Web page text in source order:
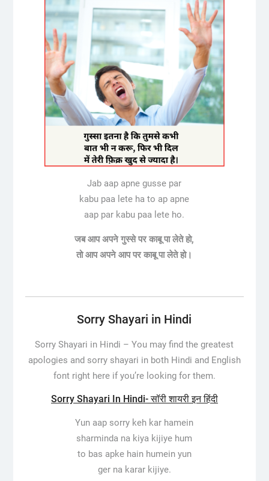
Jab aap apne gusse par
kabu paa lete ha to ap apne
aap par kabu paa lete ho.
जब आप अपने गुस्से पर काबू पा लेते हो,
तो आप अपने आप पर काबू पा लेते हो।
Sorry Shayari in Hindi
Sorry Shayari in Hindi – You may find the greatest
apologies and sorry shayari in both Hindi and English
font right here if you’re looking for them.
Sorry Shayari In Hindi- सॉरी शायरी इन हिंदी
Yun aap sorry keh kar hamein
sharminda na kiya kijiye hum
to bas apke hain humein yun
ger na karar kijiye.